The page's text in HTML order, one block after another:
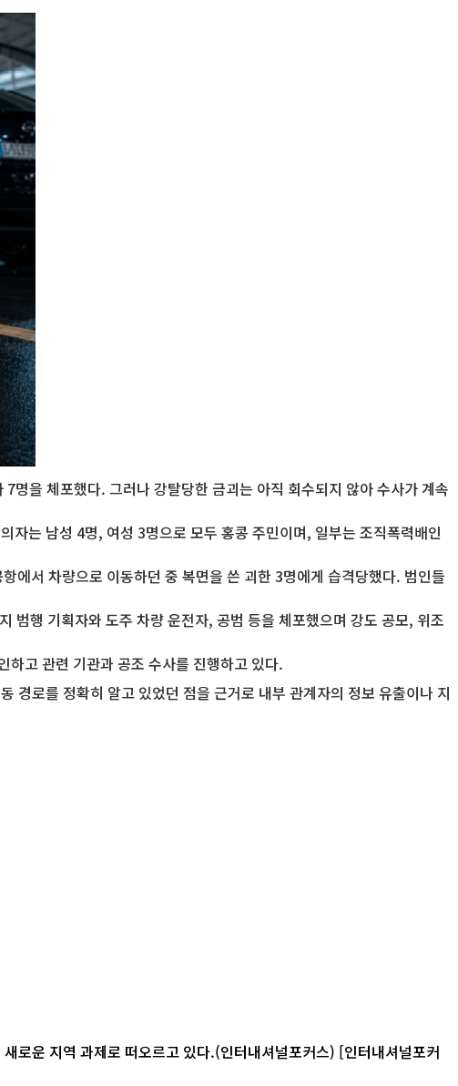
을 체포했다. 그러나 강탈당한 금괴는 아직 회수되지 않아 수사가 계속
자는 남성 4명, 여성 3명으로 모두 홍콩 주민이며, 일부는 조직폭력배인
에서 차량으로 이동하던 중 복면을 쓴 괴한 3명에게 습격당했다. 범인들
범행 기획자와 도주 차량 운전자, 공범 등을 체포했으며 강도 공모, 위조
하고 관련 기관과 공조 수사를 진행하고 있다.
경로를 정확히 알고 있었던 점을 근거로 내부 관계자의 정보 유출이나 지
제로 떠오르고 있다.(인터내셔널포커스) [인터내셔널포커